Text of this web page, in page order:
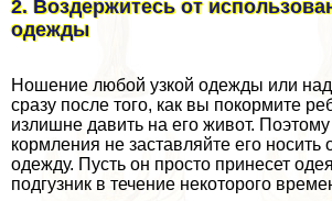
2. Воздержитесь от
одежды
Ношение любой узкой одежды или
сразу после того, как вы покормите
излишне давить на его живот.
кормления не заставляйте его
одежду. Пусть он просто принесет
подгузник в течение некоторого